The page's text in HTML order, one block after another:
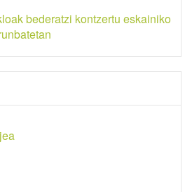
bederatzi kontzertu eskainiko